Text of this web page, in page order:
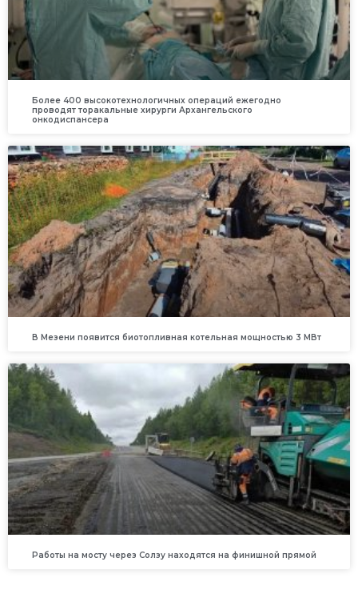
Более 400 высокотехнологичных операций ежегодно
проводят торакальные хирурги Архангельского
онкодиспансера
В Мезени появится биотопливная котельная мощностью 3 МВт
Работы на мосту через Солзу находятся на финишной прямой